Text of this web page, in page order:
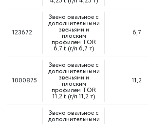
123672
Звено овальное с
дополнительными
звеньями и
плоским
профилем TOR
6,7 t (г/п 6,7 т)
6,7
1000875
Звено овальное с
дополнительными
звеньями и
плоским
профилем TOR
11,2 t (г/п 11,2 т)
11,2
Звено овальное с
дополнительными